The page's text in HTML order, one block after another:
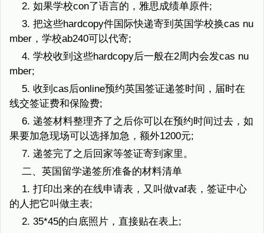
2. 如果学校con了语言的，雅思成绩单原件;
3. 把这些hardcopy件国际快递寄到英国学校换cas nu
mber，学校ab240可以代寄;
4. 学校收到这些hardcopy后一般在2周内会发cas nu
mber;
5. 收到cas后online预约英国签证递签时间，届时在
线交签证费和保险费;
6. 递签材料整理齐了之后你可以在预约时间过去，如
果要加急现场可以选择加急，额外1200元;
7. 递签完了之后回家等签证寄到家里。
二、英国留学递签所准备的材料清单
1. 打印出来的在线申请表，又叫做vaf表，签证中心
的人把它叫做主表;
2. 35*45的白底照片，直接贴在表上;